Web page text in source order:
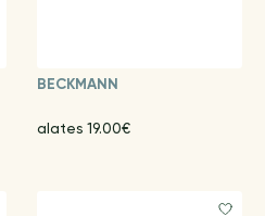
BECKMANN
alates 19.00€